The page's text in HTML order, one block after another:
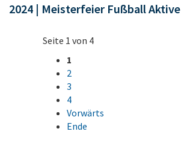
2024 | Meisterfeier Fußball Aktive
Seite 1 von 4
1
2
3
4
Vorwärts
Ende